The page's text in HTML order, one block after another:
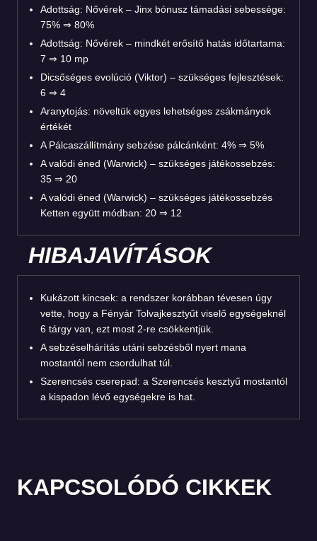
Adottság: Nővérek – Jinx bónusz támadási sebessége:
75% ⇒ 80%
Adottság: Nővérek – mindkét erősítő hatás időtartama:
7 ⇒ 10 mp
Dicsőséges evolúció (Viktor) – szükséges fejlesztések:
6 ⇒ 4
Aranytojás: növeltük egyes lehetséges zsákmányok
értékét
A Pálcaszállítmány sebzése pálcánként: 4% ⇒ 5%
A valódi éned (Warwick) – szükséges játékossebzés:
35 ⇒ 20
A valódi éned (Warwick) – szükséges játékossebzés
Ketten együtt módban: 20 ⇒ 12
HIBAJAVÍTÁSOK
Kukázott kincsek: a rendszer korábban tévesen úgy
vette, hogy a Fényár Tolvajkesztyűt viselő egységeknél
6 tárgy van, ezt most 2-re csökkentjük.
A sebzéselhárítás utáni sebzésből nyert mana
mostantól nem csordulhat túl.
Szerencsés cserepad: a Szerencsés kesztyű mostantól
a kispadon lévő egységekre is hat.
KAPCSOLÓDÓ CIKKEK